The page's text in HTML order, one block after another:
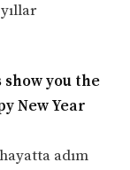
show you the
New Year
adım